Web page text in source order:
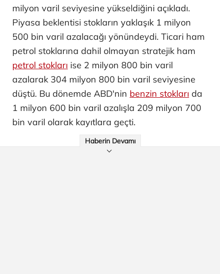
milyon varil seviyesine yükseldiğini açıkladı.
Piyasa beklentisi stokların yaklaşık 1 milyon
500 bin varil azalacağı yönündeydi. Ticari ham
petrol stoklarına dahil olmayan stratejik ham
petrol stokları ise 2 milyon 800 bin varil
azalarak 304 milyon 800 bin varil seviyesine
düştü. Bu dönemde ABD'nin benzin stokları da
1 milyon 600 bin varil azalışla 209 milyon 700
bin varil olarak kayıtlara geçti.
Haberin Devamı